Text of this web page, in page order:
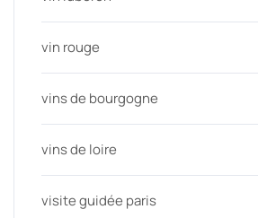
vin rouge
vins de bourgogne
vins de loire
visite guidée paris